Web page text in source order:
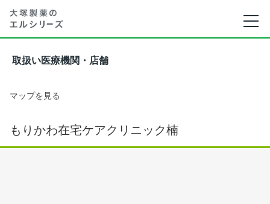
取扱い医療機関・店舗
マップを見る
もりかわ在宅ケアクリニック楠